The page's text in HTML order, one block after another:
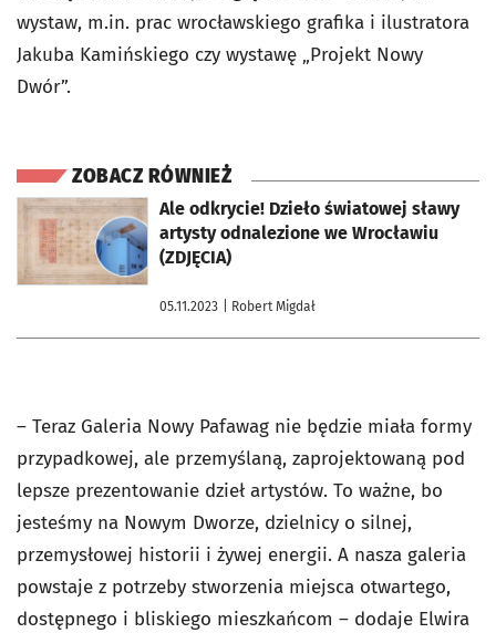
wystaw, m.in. prac wrocławskiego grafika i ilustratora
Jakuba Kamińskiego czy wystawę „Projekt Nowy
Dwór”.
ZOBACZ RÓWNIEŻ
Ale odkrycie! Dzieło światowej sławy
artysty odnalezione we Wrocławiu
(ZDJĘCIA)
05.11.2023 | Robert Migdał
otworzy się w nowej karcie
– Teraz Galeria Nowy Pafawag nie będzie miała formy
przypadkowej, ale przemyślaną, zaprojektowaną pod
lepsze prezentowanie dzieł artystów. To ważne, bo
jesteśmy na Nowym Dworze, dzielnicy o silnej,
przemysłowej historii i żywej energii. A nasza galeria
powstaje z potrzeby stworzenia miejsca otwartego,
dostępnego i bliskiego mieszkańcom – dodaje Elwira